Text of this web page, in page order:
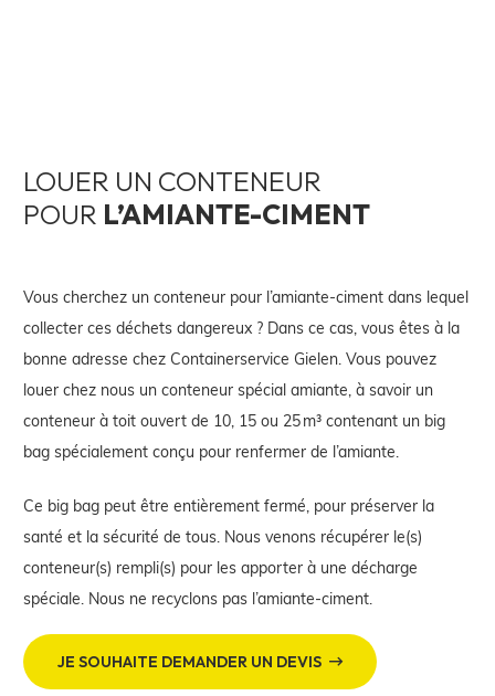
LOUER UN CONTENEUR
POUR L’AMIANTE-CIMENT
Vous cherchez un conteneur pour l’amiante-ciment dans lequel
collecter ces déchets dangereux ? Dans ce cas, vous êtes à la
bonne adresse chez Containerservice Gielen. Vous pouvez
louer chez nous un conteneur spécial amiante, à savoir un
conteneur à toit ouvert de 10, 15 ou 25 m³ contenant un big
bag spécialement conçu pour renfermer de l’amiante.
Ce big bag peut être entièrement fermé, pour préserver la
santé et la sécurité de tous. Nous venons récupérer le(s)
conteneur(s) rempli(s) pour les apporter à une décharge
spéciale. Nous ne recyclons pas l’amiante-ciment.
JE SOUHAITE DEMANDER UN DEVIS